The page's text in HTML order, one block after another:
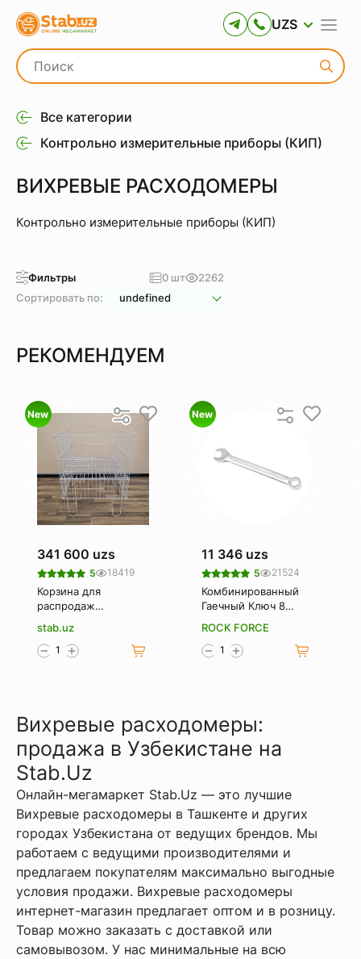
UZS
Все категории
Контрольно измерительные приборы (КИП)
ВИХРЕВЫЕ РАСХОДОМЕРЫ
Контрольно измерительные приборы (КИП)
Фильтры 0 шт
2262
Сортировать по:
undefined
РЕКОМЕНДУЕМ
New
341 600 uzs
5 18419
Корзина для
распродаж
накопитель)
stab.uz
New
11 346 uzs
5 21524
Комбинированный
Гаечный Ключ 8
75508
ROCK FORCE
Вихревые расходомеры:
продажа в Узбекистане на
Stab.Uz
Онлайн-мегамаркет Stab.Uz — это лучшие
Вихревые расходомеры в Ташкенте и других
городах Узбекистана от ведущих брендов. Мы
работаем с ведущими производителями и
предлагаем покупателям максимально выгодные
условия продажи. Вихревые расходомеры
интернет-магазин предлагает оптом и в розницу.
Товар можно заказать с доставкой или
самовывозом. У нас минимальные на всю